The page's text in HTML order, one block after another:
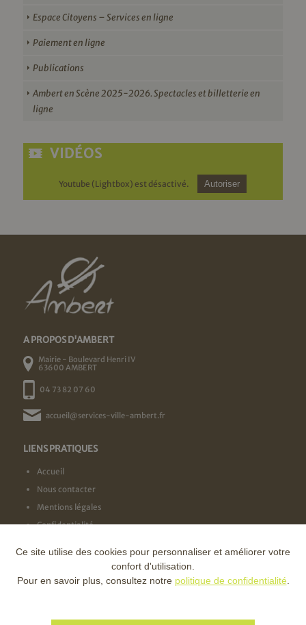
Espace Citoyens – Services en ligne
Paiement en ligne
Publications
Ambert en Scène 2025-2026. Spectacles et billetterie en
ligne
VIDÉOS
Youtube (Lightbox) est désactivé. Autoriser
A PROPOS D'AMBERT
Mairie - Boulevard Henri IV
63600 AMBERT
04 73 82 07 60
accueil@services-ville-ambert.fr
LIENS PRATIQUES
Accueil
Nous contacter
Mentions légales
Confidentialité
NOS LABELS
Ce site utilise des cookies pour personnaliser et améliorer votre
confort d'utilisation.
Pour en savoir plus, consultez notre politique de confidentialité